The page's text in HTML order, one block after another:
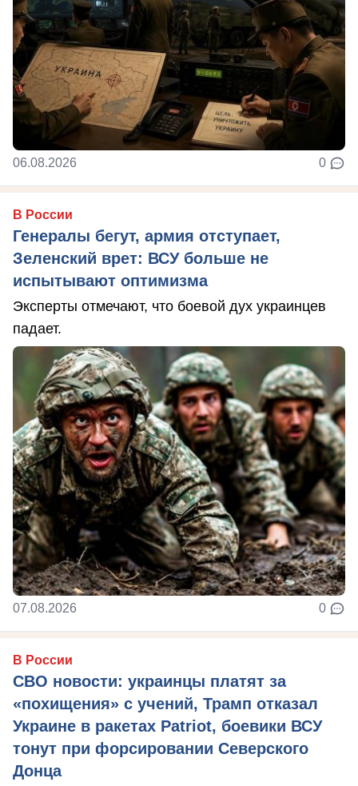
06.08.2026 0
В России
Генералы бегут, армия отступает,
Зеленский врет: ВСУ больше не
испытывают оптимизма
Эксперты отмечают, что боевой дух украинцев
падает.
07.08.2026 0
В России
СВО новости: украинцы платят за
«похищения» с учений, Трамп отказал
Украине в ракетах Patriot, боевики ВСУ
тонут при форсировании Северского
Донца